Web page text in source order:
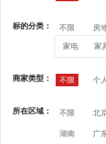
标的分类： 不限 房
家电 家
商家类型： 不限 个
所在区域： 不限 北
湖南 广